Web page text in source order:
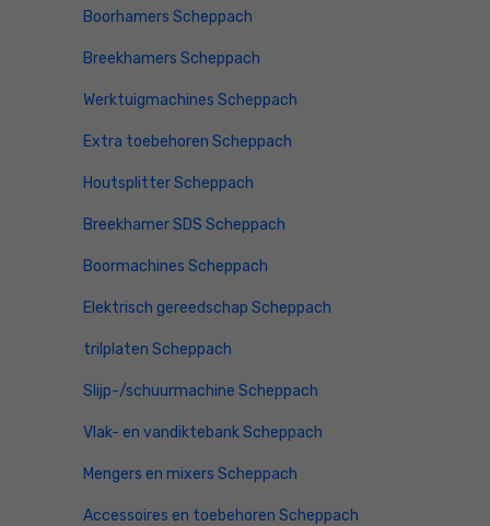
Boorhamers Scheppach
Breekhamers Scheppach
Werktuigmachines Scheppach
Extra toebehoren Scheppach
Houtsplitter Scheppach
Breekhamer SDS Scheppach
Boormachines Scheppach
Elektrisch gereedschap Scheppach
trilplaten Scheppach
Slijp-/schuurmachine Scheppach
Vlak- en vandiktebank Scheppach
Mengers en mixers Scheppach
Accessoires en toebehoren Scheppach